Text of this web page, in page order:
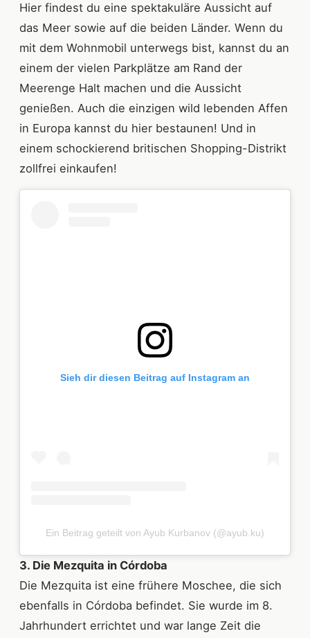
Hier findest du eine spektakuläre Aussicht auf
das Meer sowie auf die beiden Länder. Wenn du
mit dem Wohnmobil unterwegs bist, kannst du an
einem der vielen Parkplätze am Rand der
Meerenge Halt machen und die Aussicht
genießen. Auch die einzigen wild lebenden Affen
in Europa kannst du hier bestaunen! Und in
einem schockierend britischen Shopping-Distrikt
zollfrei einkaufen!
Sieh dir diesen Beitrag auf Instagram an
Ein Beitrag geteilt von Ayub Kurbanov (@ayub.ku)
3. Die Mezquita in Córdoba
Die Mezquita ist eine frühere Moschee, die sich
ebenfalls in Córdoba befindet. Sie wurde im 8.
Jahrhundert errichtet und war lange Zeit die